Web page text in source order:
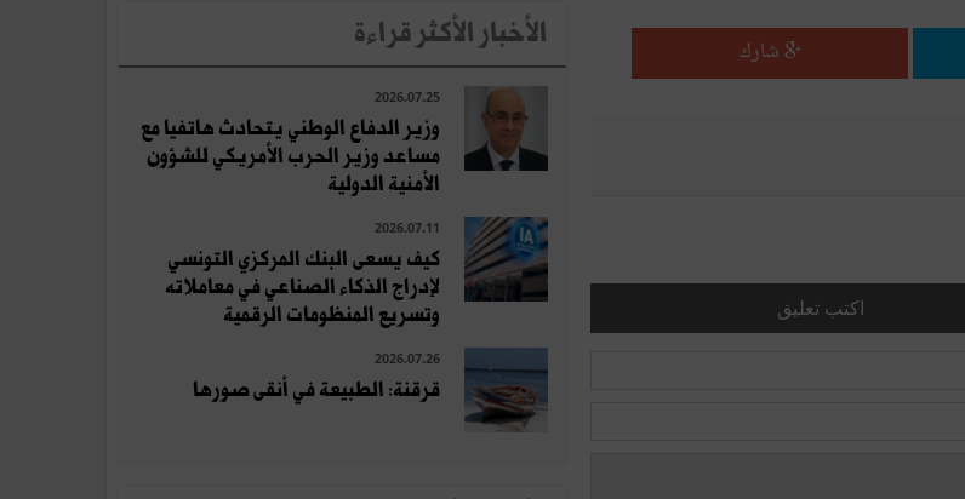
شارك
اكتب تعليق
الأخبار الأكثر قراءة
2026.07.25
وزير الدفاع الوطني يتحادث هاتفيا مع
مساعد وزير الحرب الأمريكي للشؤون
الأمنية الدولية
2026.07.11
كيف يسعى البنك المركزي التونسي
لإدراج الذكاء الصناعي في معاملاته
وتسريع المنظومات الرقمية
2026.07.26
قرقنة: الطبيعة في أنقى صورها